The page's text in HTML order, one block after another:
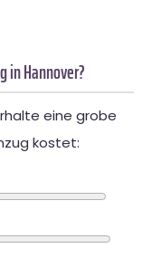
in Hannover?
eine grobe
kostet: